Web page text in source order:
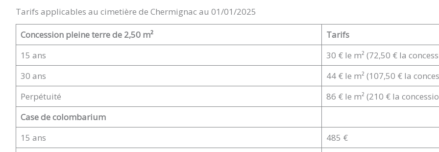
CHERMIGNAC
Tarifs applicables au cimetière de Chermignac au 01/01/2025
Concession pleine terre de 2,50 m²
Tarifs
15 ans
30 € le m² (72,50 € la
30 ans
44 € le m² (107,50 € la
Perpétuité
86 € le m² (210 € la
Case de colombarium
15 ans
485 €